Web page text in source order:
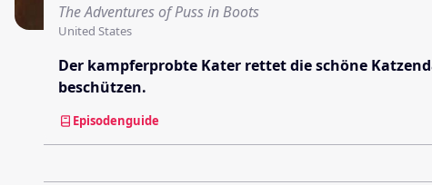
The Adventures of Puss in Boots
United States
Der kampferprobte Kater rettet die schöne
beschützen.
Episodenguide